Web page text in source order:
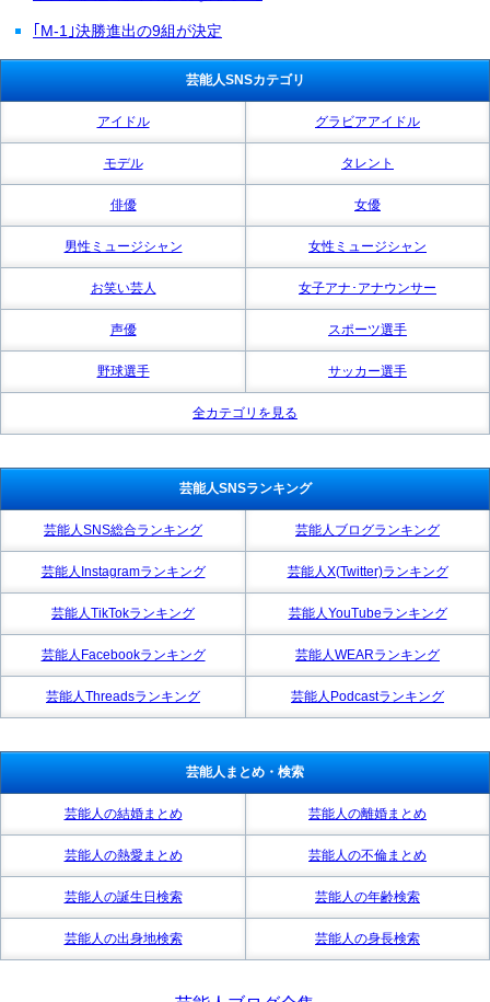
｢M-1｣決勝進出の9組が決定
芸能人SNSカテゴリ
アイドル グラビアアイドル
モデル タレント
俳優 女優
男性ミュージシャン 女性ミュージシャン
お笑い芸人 女子アナ･アナウンサー
声優 スポーツ選手
野球選手 サッカー選手
全カテゴリを見る
芸能人SNSランキング
芸能人SNS総合ランキング 芸能人ブログランキング
芸能人Instagramランキング 芸能人X(Twitter)ランキング
芸能人TikTokランキング 芸能人YouTubeランキング
芸能人Facebookランキング 芸能人WEARランキング
芸能人Threadsランキング 芸能人Podcastランキング
芸能人まとめ・検索
芸能人の結婚まとめ 芸能人の離婚まとめ
芸能人の熱愛まとめ 芸能人の不倫まとめ
芸能人の誕生日検索 芸能人の年齢検索
芸能人の出身地検索 芸能人の身長検索